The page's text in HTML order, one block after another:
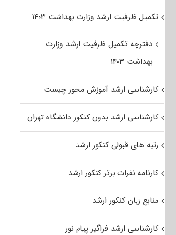
تکمیل ظرفیت ارشد وزارت بهداشت ۱۴۰۳
دفترچه تکمیل ظرفیت ارشد وزارت
بهداشت ۱۴۰۳
کارشناسی ارشد آموزش محور چیست
کارشناسی ارشد بدون کنکور دانشگاه تهران
رتبه های قبولی کنکور ارشد
کارنامه نفرات برتر کنکور ارشد
منابع زبان کنکور ارشد
کارشناسی ارشد فراگیر پیام نور